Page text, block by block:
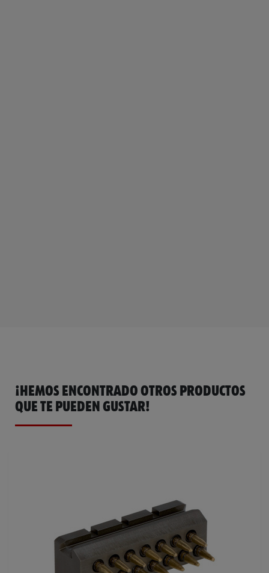
¡HEMOS ENCONTRADO OTROS PRODUCTOS
QUE TE PUEDEN GUSTAR!